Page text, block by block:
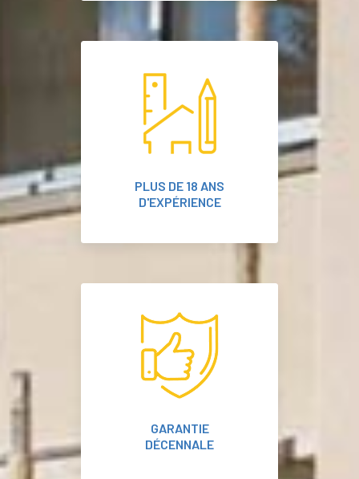
PLUS DE 18 ANS
D'EXPÉRIENCE
GARANTIE
DÉCENNALE